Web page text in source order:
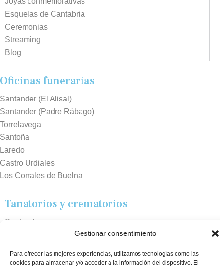
Gestionar consentimiento
Para ofrecer las mejores experiencias, utilizamos tecnologías como las
cookies para almacenar y/o acceder a la información del dispositivo. El
Esquelas de Cantabria
Ceremonias
Streaming
Blog
Oficinas funerarias
Santander (El Alisal)
Santander (Padre Rábago)
Torrelavega
Santoña
Laredo
Castro Urdiales
Los Corrales de Buelna
Tanatorios y crematorios
Santander
Laredo